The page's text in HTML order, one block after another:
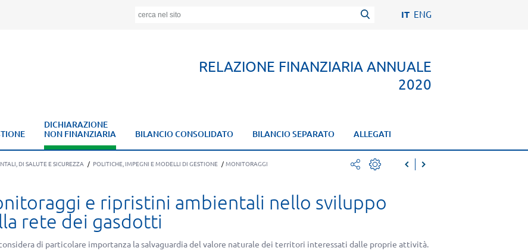
IT ENG
RELAZIONE FINANZIARIA ANNUALE
2020
DICHIARAZIONE
NON FINANZIARIA
BILANCIO CONSOLIDATO BILANCIO SEPARATO ALLEGATI
DI SALUTE E SICUREZZA / POLITICHE, IMPEGNI E MODELLI DI GESTIONE / MONITORAGGI
twitterpdf
e ripristini ambientali nello sviluppo
rete dei gasdotti
di particolare importanza la salvaguardia del valore naturale dei territori interessati dalle proprie attività.